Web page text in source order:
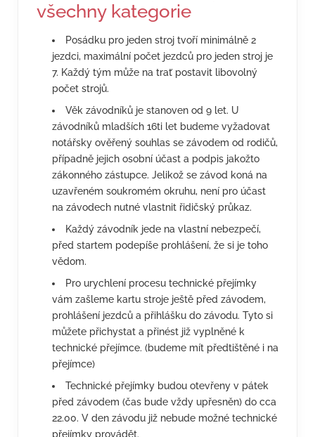
všechny kategorie
Posádku pro jeden stroj tvoří minimálně 2
jezdci, maximální počet jezdců pro jeden stroj je
7. Každý tým může na trať postavit libovolný
počet strojů.
Věk závodníků je stanoven od 9 let. U
závodníků mladších 16ti let budeme vyžadovat
notářsky ověřený souhlas se závodem od rodičů,
případně jejich osobní účast a podpis jakožto
zákonného zástupce. Jelikož se závod koná na
uzavřeném soukromém okruhu, není pro účast
na závodech nutné vlastnit řidičský průkaz.
Každý závodník jede na vlastní nebezpečí,
před startem podepíše prohlášení, že si je toho
vědom.
Pro urychlení procesu technické přejímky
vám zašleme kartu stroje ještě před závodem,
prohlášení jezdců a přihlášku do závodu. Tyto si
můžete přichystat a přinést již vyplněné k
technické přejímce. (budeme mít předtištěné i na
přejímce)
Technické přejímky budou otevřeny v pátek
před závodem (čas bude vždy upřesněn) do cca
22.00. V den závodu již nebude možné technické
přejímky provádět.